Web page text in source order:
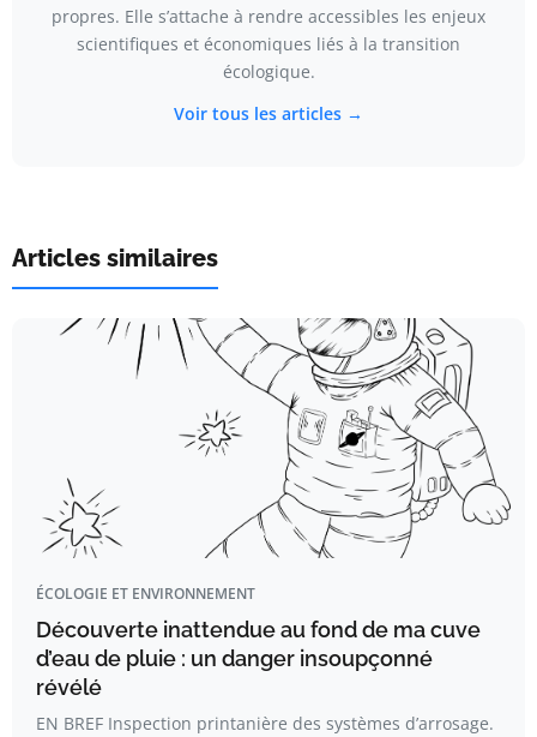
propres. Elle s’attache à rendre accessibles les enjeux
scientifiques et économiques liés à la transition
écologique.
Voir tous les articles →
Articles similaires
ÉCOLOGIE ET ENVIRONNEMENT
Découverte inattendue au fond de ma cuve
d’eau de pluie : un danger insoupçonné
révélé
EN BREF Inspection printanière des systèmes d’arrosage.